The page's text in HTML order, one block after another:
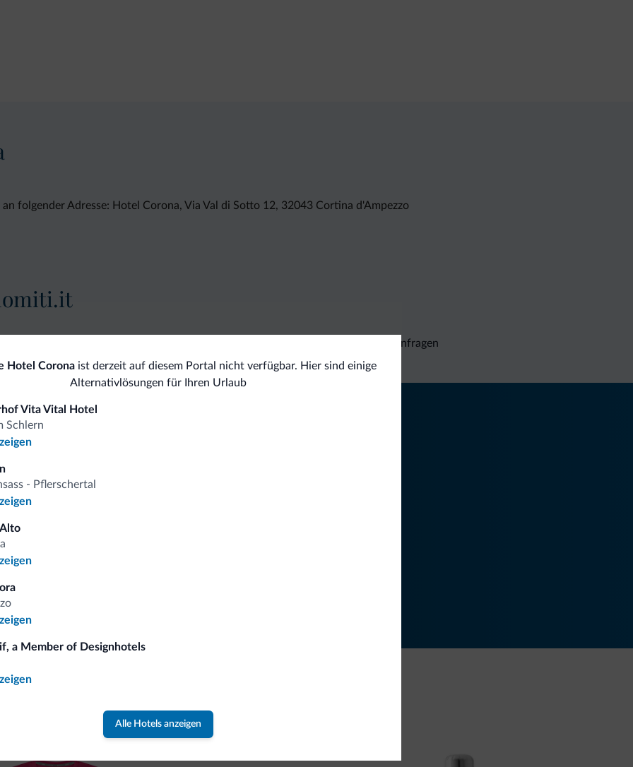
folgender Adresse: Hotel Corona, Via Val di Sotto 12, 32043 Cortina d'Ampezzo
Hotel Corona ist derzeit auf diesem Portal nicht verfügbar. Hier sind einige
Alternativlösungen für Ihren Urlaub
Vita Vital Hotel
Schlern
- Pflerschertal
a Member of Designhotels
Alle Hotels anzeigen
Unverbindliche Anfragen
und Neuigkeiten für Ihren Urlaub in den Dolomiten.
Sie die neue Kollektion
von Dolomiti.it ist da!